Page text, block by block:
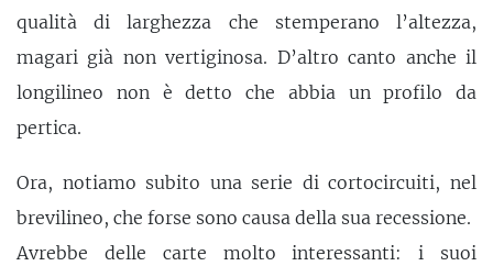
qualità di larghezza che stemperano l’altezza,
magari già non vertiginosa. D’altro canto anche il
longilineo non è detto che abbia un profilo da
pertica.
Ora, notiamo subito una serie di cortocircuiti, nel
brevilineo, che forse sono causa della sua recessione.
Avrebbe delle carte molto interessanti: i suoi